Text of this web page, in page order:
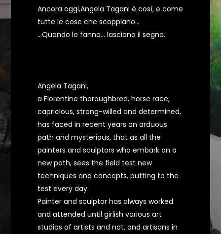
Ancora oggi,Angela Tagani è così, e come
tutte le cose che scoppiano…
…Quando lo fanno… lasciano il segno.
Angela Tagani,
a Florentine thoroughbred, horse race,
capricious, strong-willed and determined,
has faced in recent years an arduous
path and mysterious, that as all the
painters and sculptors who embark on a
new path, sees the field test new
techniques and concepts, putting to the
test every day.
Painter and sculptor has always worked
and attended until girlish various art
studios of artists and not, and artisans in